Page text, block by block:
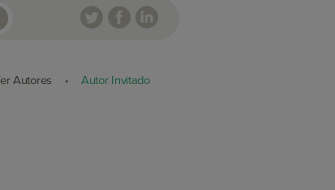
Autores • Autor Invitado